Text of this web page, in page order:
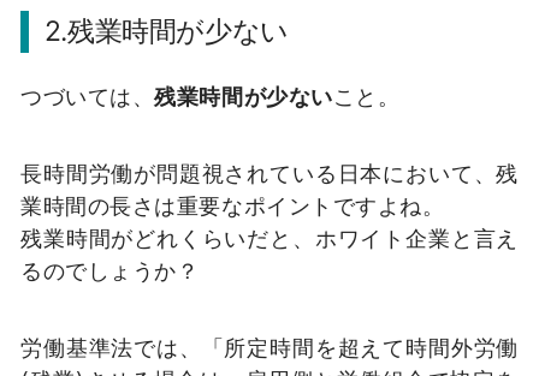
2.残業時間が少ない
つづいては、残業時間が少ないこと。
長時間労働が問題視されている日本において、残
業時間の長さは重要なポイントですよね。
残業時間がどれくらいだと、ホワイト企業と言え
るのでしょうか？
労働基準法では、「所定時間を超えて時間外労働